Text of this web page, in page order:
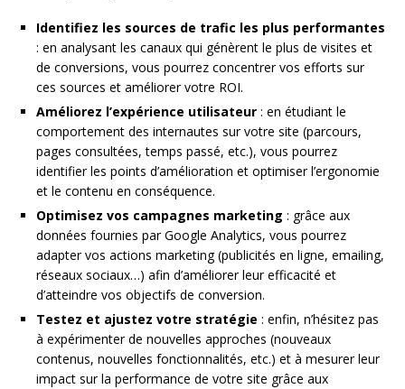
Identifiez les sources de trafic les plus performantes
: en analysant les canaux qui génèrent le plus de visites et
de conversions, vous pourrez concentrer vos efforts sur
ces sources et améliorer votre ROI.
Améliorez l’expérience utilisateur : en étudiant le
comportement des internautes sur votre site (parcours,
pages consultées, temps passé, etc.), vous pourrez
identifier les points d’amélioration et optimiser l’ergonomie
et le contenu en conséquence.
Optimisez vos campagnes marketing : grâce aux
données fournies par Google Analytics, vous pourrez
adapter vos actions marketing (publicités en ligne, emailing,
réseaux sociaux…) afin d’améliorer leur efficacité et
d’atteindre vos objectifs de conversion.
Testez et ajustez votre stratégie : enfin, n’hésitez pas
à expérimenter de nouvelles approches (nouveaux
contenus, nouvelles fonctionnalités, etc.) et à mesurer leur
impact sur la performance de votre site grâce aux